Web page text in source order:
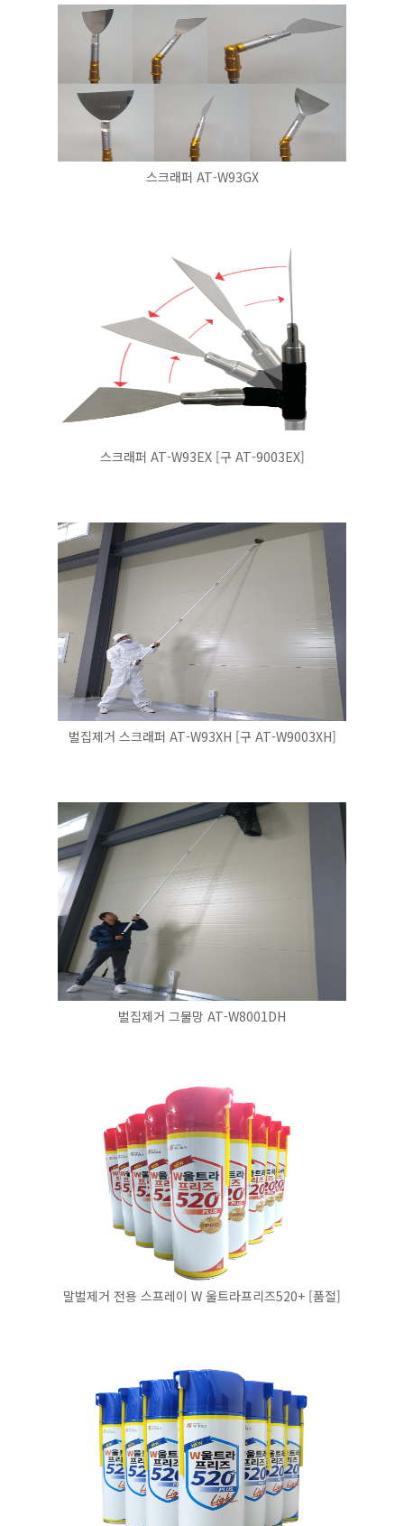
스크래퍼 AT-W93GX
스크래퍼 AT-W93EX [구 AT-9003EX]
벌집제거 스크래퍼 AT-W93XH [구 AT-W9003XH]
벌집제거 그물망 AT-W8001DH
말벌제거 전용 스프레이 W 울트라프리즈520+ [품절]